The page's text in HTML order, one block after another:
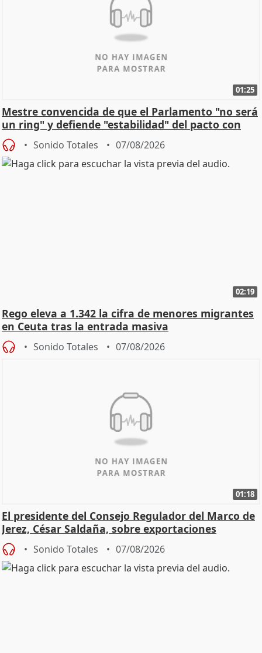
01:25
Mestre convencida de que el Parlamento "no será
un ring" y defiende "estabilidad" del pacto con
Vox
Sonido Totales 07/08/2026
02:19
Rego eleva a 1.342 la cifra de menores migrantes
en Ceuta tras la entrada masiva
Sonido Totales 07/08/2026
01:18
El presidente del Consejo Regulador del Marco de
Jerez, César Saldaña, sobre exportaciones
Sonido Totales 07/08/2026